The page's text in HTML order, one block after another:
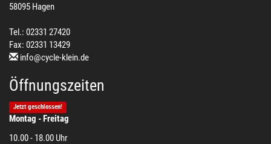
58095 Hagen
Tel.: 02331 27420
Fax: 02331 13429
info@cycle-klein.de
Öffnungszeiten
Jetzt geschlossen!
Montag - Freitag
10.00 - 18.00 Uhr